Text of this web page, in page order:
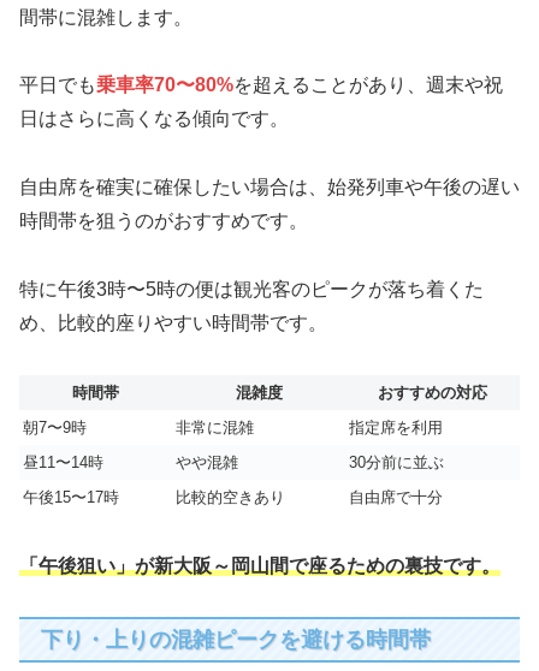
間帯に混雑します。
平日でも乗車率70〜80%を超えることがあり、週末や祝
日はさらに高くなる傾向です。
自由席を確実に確保したい場合は、始発列車や午後の遅い
時間帯を狙うのがおすすめです。
特に午後3時〜5時の便は観光客のピークが落ち着くた
め、比較的座りやすい時間帯です。
時間帯 混雑度
おすすめの対応
朝7〜9時
非常に混雑
指定席を利用
昼11〜14時
やや混雑
30分前に並ぶ
午後15〜17時
比較的空きあり 自由席で十分
「午後狙い」が新大阪～岡山間で座るための裏技です。
下り・上りの混雑ピークを避ける時間帯